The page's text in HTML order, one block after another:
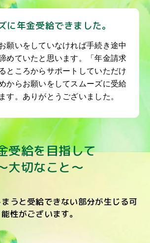
に年金受給できました。
願いをしていなければ手続き途中
めていたと思います。「年金請求
ところからサポートしていただけ
からお願いをしてスムーズに受給
す。ありがとうございました。
受給を目指して
大切なこと～
うと受給できない部分が生じる可
能性がございます。